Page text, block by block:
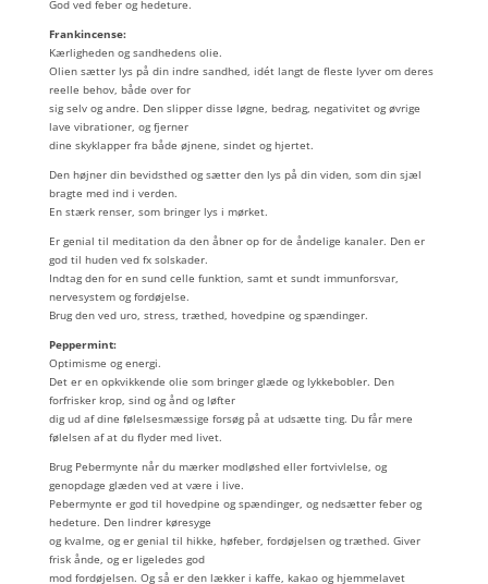
God ved feber og hedeture.
Frankincense:
Kærligheden og sandhedens olie.
Olien sætter lys på din indre sandhed, idét langt de fleste lyver om deres
reelle behov, både over for
sig selv og andre. Den slipper disse løgne, bedrag, negativitet og øvrige
lave vibrationer, og fjerner
dine skyklapper fra både øjnene, sindet og hjertet.
Den højner din bevidsthed og sætter den lys på din viden, som din sjæl
bragte med ind i verden.
En stærk renser, som bringer lys i mørket.
Er genial til meditation da den åbner op for de åndelige kanaler. Den er
god til huden ved fx solskader.
Indtag den for en sund celle funktion, samt et sundt immunforsvar,
nervesystem og fordøjelse.
Brug den ved uro, stress, træthed, hovedpine og spændinger.
Peppermint:
Optimisme og energi.
Det er en opkvikkende olie som bringer glæde og lykkebobler. Den
forfrisker krop, sind og ånd og løfter
dig ud af dine følelsesmæssige forsøg på at udsætte ting. Du får mere
følelsen af at du flyder med livet.
Brug Pebermynte når du mærker modløshed eller fortvivlelse, og
genopdage glæden ved at være i live.
Pebermynte er god til hovedpine og spændinger, og nedsætter feber og
hedeture. Den lindrer køresyge
og kvalme, og er genial til hikke, høfeber, fordøjelsen og træthed. Giver
frisk ånde, og er ligeledes god
mod fordøjelsen. Og så er den lækker i kaffe, kakao og hjemmelavet